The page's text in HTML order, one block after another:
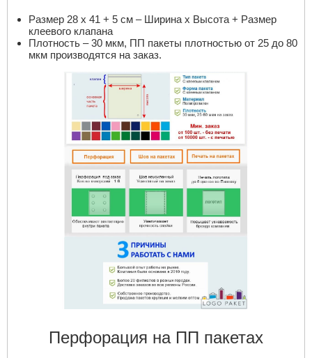
Размер 28 х 41 + 5 см – Ширина х Высота + Размер
клеевого клапана
Плотность – 30 мкм, ПП пакеты плотностью от 25 до 80
мкм производятся на заказ.
Перфорация на ПП пакетах